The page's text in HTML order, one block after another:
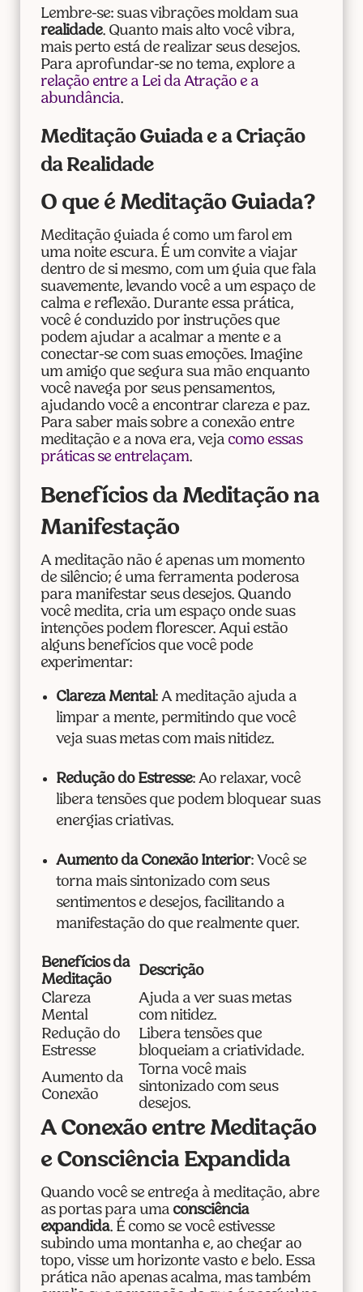
Lembre-se: suas vibrações moldam sua
realidade. Quanto mais alto você vibra,
mais perto está de realizar seus desejos.
Para aprofundar-se no tema, explore a
relação entre a Lei da Atração e a
abundância.
Meditação Guiada e a Criação
da Realidade
O que é Meditação Guiada?
Meditação guiada é como um farol em
uma noite escura. É um convite a viajar
dentro de si mesmo, com um guia que fala
suavemente, levando você a um espaço de
calma e reflexão. Durante essa prática,
você é conduzido por instruções que
podem ajudar a acalmar a mente e a
conectar-se com suas emoções. Imagine
um amigo que segura sua mão enquanto
você navega por seus pensamentos,
ajudando você a encontrar clareza e paz.
Para saber mais sobre a conexão entre
meditação e a nova era, veja como essas
práticas se entrelaçam.
Benefícios da Meditação na
Manifestação
A meditação não é apenas um momento
de silêncio; é uma ferramenta poderosa
para manifestar seus desejos. Quando
você medita, cria um espaço onde suas
intenções podem florescer. Aqui estão
alguns benefícios que você pode
experimentar:
Clareza Mental: A meditação ajuda a
limpar a mente, permitindo que você
veja suas metas com mais nitidez.
Redução do Estresse: Ao relaxar, você
libera tensões que podem bloquear suas
energias criativas.
Aumento da Conexão Interior: Você se
torna mais sintonizado com seus
sentimentos e desejos, facilitando a
manifestação do que realmente quer.
Benefícios da
Meditação
Descrição
Clareza
Mental
Ajuda a ver suas metas
com nitidez.
Redução do
Estresse
Libera tensões que
bloqueiam a criatividade.
Aumento da
Conexão
Torna você mais
sintonizado com seus
desejos.
A Conexão entre Meditação
e Consciência Expandida
Quando você se entrega à meditação, abre
as portas para uma consciência
expandida. É como se você estivesse
subindo uma montanha e, ao chegar ao
topo, visse um horizonte vasto e belo. Essa
prática não apenas acalma, mas também